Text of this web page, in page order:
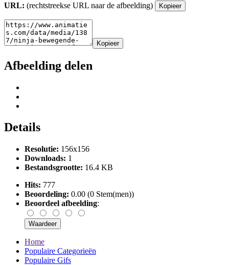
URL: (rechtstreekse URL naar de afbeelding) Kopieer
Kopieer
Afbeelding delen
Details
Resolutie: 156x156
Downloads: 1
Bestandsgrootte: 16.4 KB
Hits: 777
Beoordeling: 0.00 (0 Stem(men))
Beoordeel afbeelding:
Home
Populaire Categorieën
Populaire Gifs